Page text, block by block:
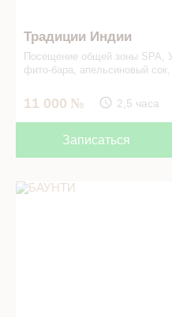
Традиции Индии
Посещение общей зоны SPA,
фито-бара, апельсиновый
11 000 2,5 часа
Записаться
БАУНТИ в СПА салоне